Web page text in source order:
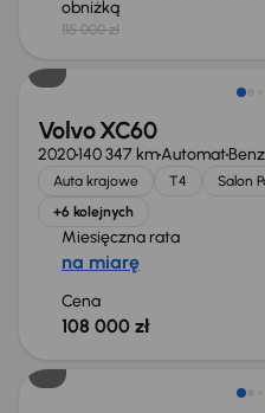
obniżką
115 000 zł
Volvo XC60
2020140 347 kmAutomat
Auta krajowe T4 Salon
+6 kolejnych
Miesięczna rata
na miarę
Cena
108 000 zł
Taniej o 1 500 zł